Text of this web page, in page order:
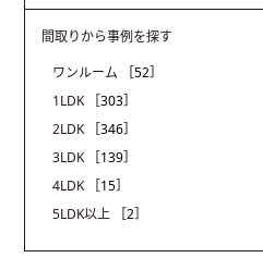
間取りから事例を探す
ワンルーム
［52］
1LDK
［303］
2LDK
［346］
3LDK
［139］
4LDK
［15］
5LDK以上
［2］